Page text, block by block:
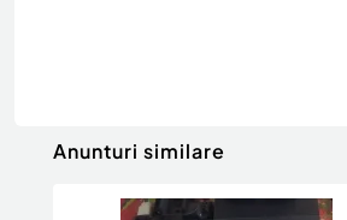
Anunturi similare